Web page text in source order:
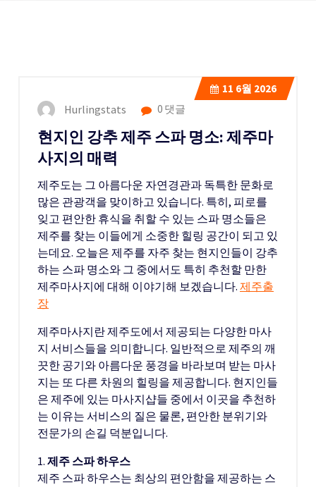
11 6월 2026
Hurlingstats 0 댓글
현지인 강추 제주 스파 명소: 제주마
사지의 매력
제주도는 그 아름다운 자연경관과 독특한 문화로
많은 관광객을 맞이하고 있습니다. 특히, 피로를
잊고 편안한 휴식을 취할 수 있는 스파 명소들은
제주를 찾는 이들에게 소중한 힐링 공간이 되고 있
는데요. 오늘은 제주를 자주 찾는 현지인들이 강추
하는 스파 명소와 그 중에서도 특히 추천할 만한
제주마사지에 대해 이야기해 보겠습니다. 제주출
장
제주마사지란 제주도에서 제공되는 다양한 마사
지 서비스들을 의미합니다. 일반적으로 제주의 깨
끗한 공기와 아름다운 풍경을 바라보며 받는 마사
지는 또 다른 차원의 힐링을 제공합니다. 현지인들
은 제주에 있는 마사지샵들 중에서 이곳을 추천하
는 이유는 서비스의 질은 물론, 편안한 분위기와
전문가의 손길 덕분입니다.
1. 제주 스파 하우스
제주 스파 하우스는 최상의 편안함을 제공하는 스